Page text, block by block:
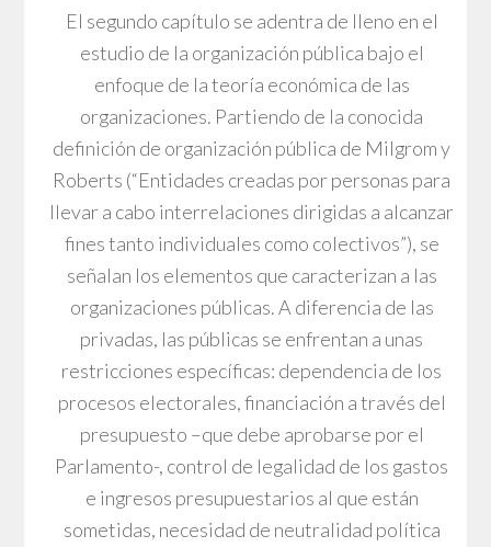
El segundo capítulo se adentra de lleno en el
estudio de la organización pública bajo el
enfoque de la teoría económica de las
organizaciones. Partiendo de la conocida
definición de organización pública de Milgrom y
Roberts (“Entidades creadas por personas para
llevar a cabo interrelaciones dirigidas a alcanzar
fines tanto individuales como colectivos”), se
señalan los elementos que caracterizan a las
organizaciones públicas. A diferencia de las
privadas, las públicas se enfrentan a unas
restricciones específicas: dependencia de los
procesos electorales, financiación a través del
presupuesto –que debe aprobarse por el
Parlamento-, control de legalidad de los gastos
e ingresos presupuestarios al que están
sometidas, necesidad de neutralidad política